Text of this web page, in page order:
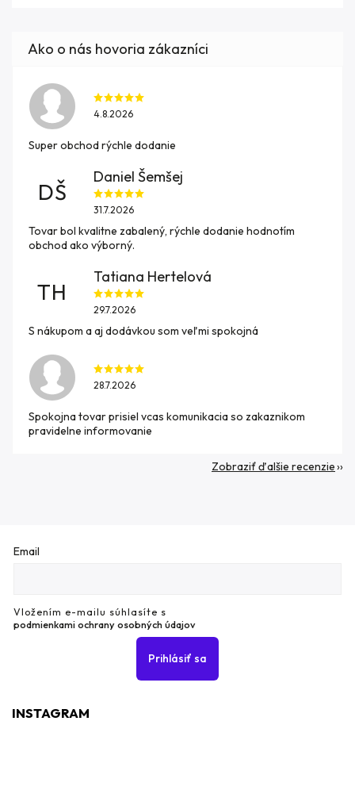
4.8.2026
Super obchod rýchle dodanie
DŠ
Daniel Šemšej
31.7.2026
Tovar bol kvalitne zabalený, rýchle dodanie hodnotím
obchod ako výborný.
TH
Tatiana Hertelová
29.7.2026
S nákupom a aj dodávkou som veľmi spokojná
28.7.2026
Spokojna tovar prisiel vcas komunikacia so zakaznikom
pravidelne informovanie
Zobraziť ďalšie recenzie
Email
Vložením e-mailu súhlasíte s
podmienkami ochrany osobných údajov
Prihlásiť sa
INSTAGRAM